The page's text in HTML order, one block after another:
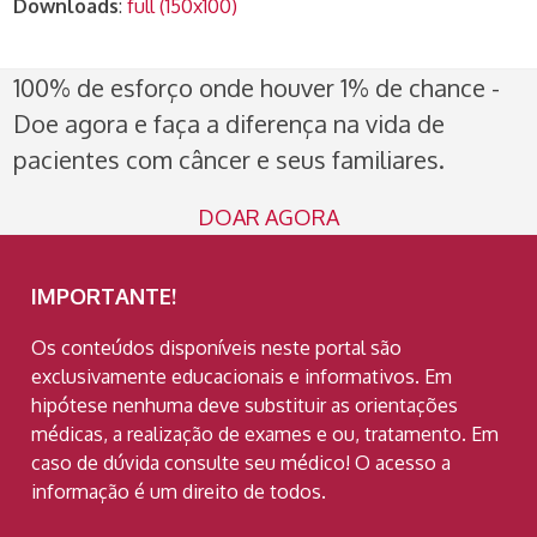
Downloads:full (150x100)
100% de esforço onde houver 1% de chance -
Doe agora e faça a diferença na vida de
pacientes com câncer e seus familiares.
DOAR AGORA
IMPORTANTE!
Os conteúdos disponíveis neste portal são
exclusivamente educacionais e informativos. Em
hipótese nenhuma deve substituir as orientações
médicas, a realização de exames e ou, tratamento. Em
caso de dúvida consulte seu médico! O acesso a
informação é um direito de todos.